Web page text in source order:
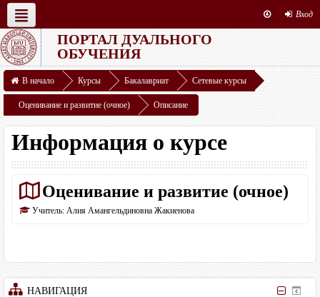
Вход
Русский ‎(ru)‎ Студенту ДВО Ресурсы
Этот курс
ПОРТАЛ ДУАЛЬНОГО
ОБУЧЕНИЯ
В начало Курсы Бакалавриат Сетевые курсы
Оценивание и развитие (очное) Описание
Информация о курсе
Оценивание и развитие (очное)
Учитель: Алия Амангельдиновна Жакиенова
НАВИГАЦИЯ